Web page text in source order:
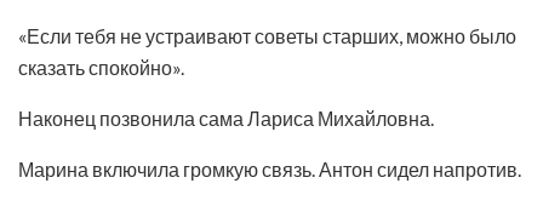
«Если тебя не устраивают советы старших, можно было
сказать спокойно».
Наконец позвонила сама Лариса Михайловна.
Марина включила громкую связь. Антон сидел напротив.